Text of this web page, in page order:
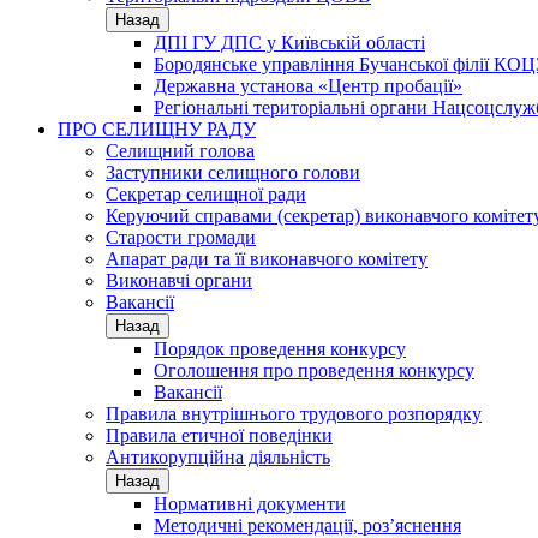
Назад
ДПІ ГУ ДПС у Київській області
Бородянське управління Бучанської філії
Державна установа «Центр пробації»
Регіональні територіальні органи
ПРО СЕЛИЩНУ РАДУ
Селищний голова
Заступники селищного голови
Секретар селищної ради
Керуючий справами (секретар) виконавчого
Старости громади
Апарат ради та її виконавчого комітету
Виконавчі органи
Вакансії
Назад
Порядок проведення конкурсу
Оголошення про проведення конкурсу
Вакансії
Правила внутрішнього трудового розпорядку
Правила етичної поведінки
Антикорупційна діяльність
Назад
Нормативні документи
Методичні рекомендації, роз’яснення